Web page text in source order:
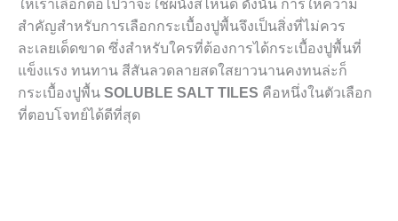
ให้เราเลือกต่อไปว่าจะใช้ผนังสีไหนดี ดังนั้น การให้ความ
สำคัญสำหรับการเลือกกระเบื้องปูพื้นจึงเป็นสิ่งที่ไม่ควร
ละเลยเด็ดขาด ซึ่งสำหรับใครที่ต้องการได้กระเบื้องปูพื้นที่
แข็งแรง ทนทาน สีสันลวดลายสดใสยาวนานคงทนล่ะก็
กระเบื้องปูพื้น SOLUBLE SALT TILES คือหนึ่งในตัวเลือก
ที่ตอบโจทย์ได้ดีที่สุด